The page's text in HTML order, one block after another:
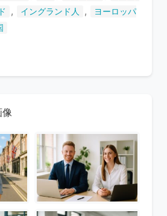
, イングランド人 ,
ヨーロッパ
像